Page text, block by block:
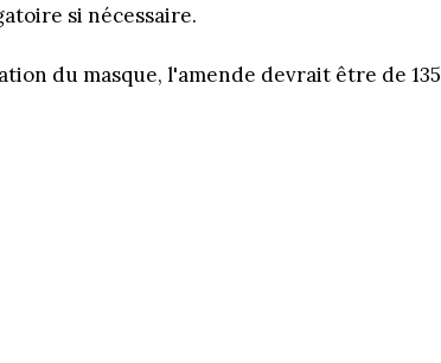
si nécessaire.
du masque, l'amende devrait être de 135